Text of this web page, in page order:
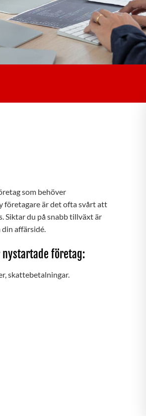
som behöver
företagare är det ofta svårt att
Siktar du på snabb tillväxt är
affärsidé.
företag:
skattebetalningar.